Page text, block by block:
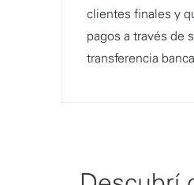
clientes finales y
pagos a través de
transferencia